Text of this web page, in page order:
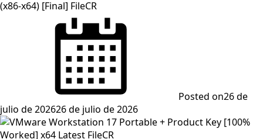
(x86-x64) [Final] FileCR
Posted on26 de
julio de 202626 de julio de 2026